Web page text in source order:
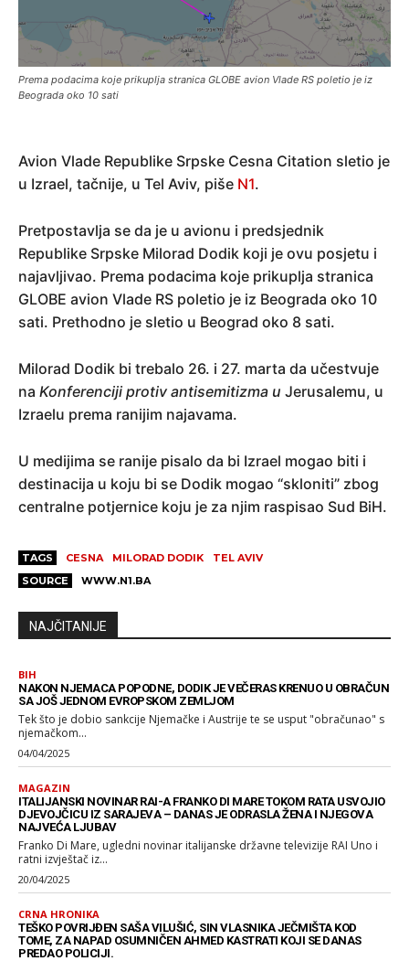
Prema podacima koje prikuplja stranica GLOBE avion Vlade RS poletio je iz
Beograda oko 10 sati
Avion Vlade Republike Srpske Cesna Citation sletio je
u Izrael, tačnije, u Tel Aviv, piše N1.
Pretpostavlja se da je u avionu i predsjednik
Republike Srpske Milorad Dodik koji je ovu posjetu i
najavljivao. Prema podacima koje prikuplja stranica
GLOBE avion Vlade RS poletio je iz Beograda oko 10
sati. Prethodno je sletio u Beograd oko 8 sati.
Milorad Dodik bi trebalo 26. i 27. marta da učestvuje
na Konferenciji protiv antisemitizma u Jerusalemu, u
Izraelu prema ranijim najavama.
U medijima se ranije pisalo da bi Izrael mogao biti i
destinacija u koju bi se Dodik mogao “skloniti” zbog
centralne potjernice koju je za njim raspisao Sud BiH.
TAGS CESNA MILORAD DODIK
TEL AVIV
SOURCE
WWW.N1.BA
NAJČITANIJE
BIH
NAKON NJEMACA POPODNE, DODIK JE VEČERAS KRENUO U OBRAČUN
SA JOŠ JEDNOM EVROPSKOM ZEMLJOM
Tek što je dobio sankcije Njemačke i Austrije te se usput "obračunao" s
njemačkom...
04/04/2025
MAGAZIN
ITALIJANSKI NOVINAR RAI-A FRANKO DI MARE TOKOM RATA USVOJIO
DJEVOJČICU IZ SARAJEVA – DANAS JE ODRASLA ŽENA I NJEGOVA
NAJVEĆA LJUBAV
Franko Di Mare, ugledni novinar italijanske državne televizije RAI Uno i
ratni izvještač iz...
20/04/2025
CRNA HRONIKA
TEŠKO POVRIJĐEN SAŠA VILUŠIĆ, SIN VLASNIKA JEČMIŠTA KOD
TOME, ZA NAPAD OSUMNIČEN AHMED KASTRATI KOJI SE DANAS
PREDAO POLICIJI.